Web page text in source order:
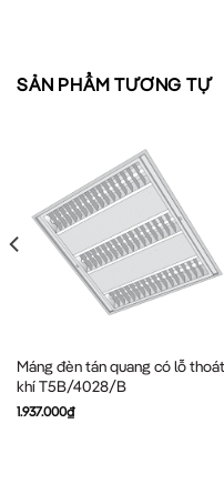
SẢN PHẨM TƯƠNG TỰ
Máng đèn tán quang có lỗ thoát
khí T5B/4028/B
1.937.000₫